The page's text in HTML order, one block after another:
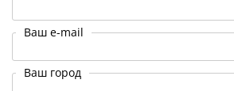
Ваш e-mail
Ваш город